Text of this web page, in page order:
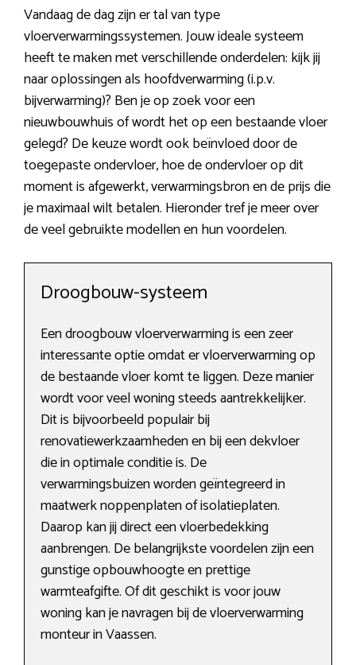
Vandaag de dag zijn er tal van type
vloerverwarmingssystemen. Jouw ideale systeem
heeft te maken met verschillende onderdelen: kijk jij
naar oplossingen als hoofdverwarming (i.p.v.
bijverwarming)? Ben je op zoek voor een
nieuwbouwhuis of wordt het op een bestaande vloer
gelegd? De keuze wordt ook beïnvloed door de
toegepaste ondervloer, hoe de ondervloer op dit
moment is afgewerkt, verwarmingsbron en de prijs die
je maximaal wilt betalen. Hieronder tref je meer over
de veel gebruikte modellen en hun voordelen.
Droogbouw-systeem
Een droogbouw vloerverwarming is een zeer
interessante optie omdat er vloerverwarming op
de bestaande vloer komt te liggen. Deze manier
wordt voor veel woning steeds aantrekkelijker.
Dit is bijvoorbeeld populair bij
renovatiewerkzaamheden en bij een dekvloer
die in optimale conditie is. De
verwarmingsbuizen worden geïntegreerd in
maatwerk noppenplaten of isolatieplaten.
Daarop kan jij direct een vloerbedekking
aanbrengen. De belangrijkste voordelen zijn een
gunstige opbouwhoogte en prettige
warmteafgifte. Of dit geschikt is voor jouw
woning kan je navragen bij de vloerverwarming
monteur in Vaassen.